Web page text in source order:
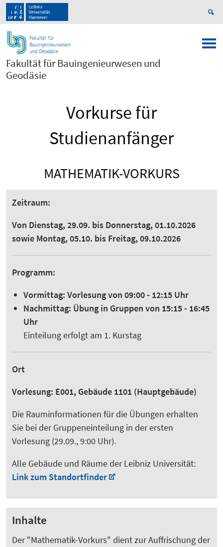
Fakultät für Bauingenieurwesen und
Geodäsie
Vorkurse für
Studienanfänger
MATHEMATIK-VORKURS
Zeitraum:
Von Dienstag, 29.09. bis Donnerstag, 01.10.2026
sowie Montag, 05.10. bis Freitag, 09.10.2026
Programm:
Vormittag: Vorlesung von 09:00 - 12:15 Uhr
Nachmittag: Übung in Gruppen von 15:15 - 16:45
Uhr
Einteilung erfolgt am 1. Kurstag
Ort
Vorlesung: E001, Gebäude 1101 (Hauptgebäude)
Die Rauminformationen für die Übungen erhalten
Sie bei der Gruppeneinteilung in der ersten
Vorlesung (29.09., 9:00 Uhr).
Alle Gebäude und Räume der Leibniz Universität:
Link zum Standortfinder
Inhalte
Der "Mathematik-Vorkurs" dient zur Auffrischung der